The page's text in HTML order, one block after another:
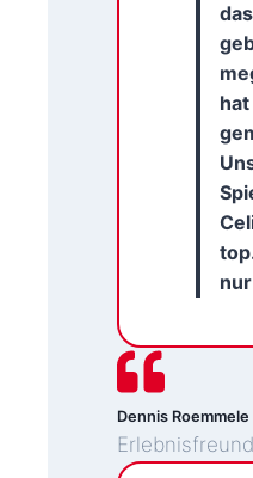
Dennis Roemmele
Erlebnisfreund